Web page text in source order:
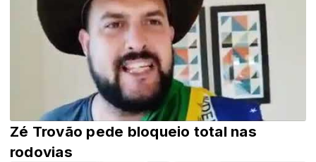
Zé Trovão pede bloqueio total nas
rodovias